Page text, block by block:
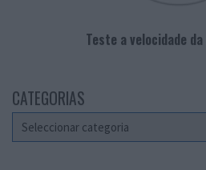
Teste a velocidade
CATEGORIAS
Categorias